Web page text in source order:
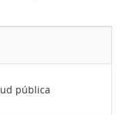
pública